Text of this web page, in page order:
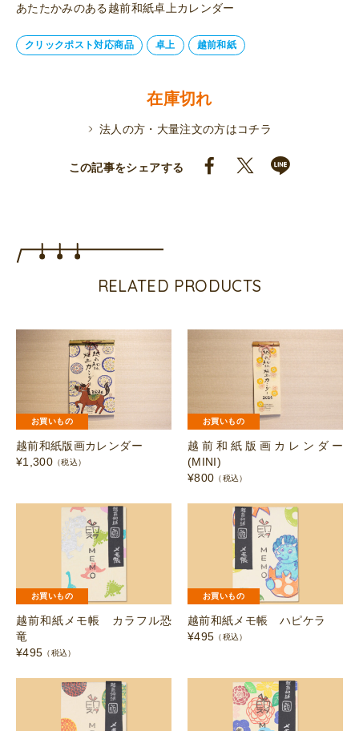
あたたかみのある越前和紙卓上カレンダー
クリックポスト対応商品 卓上 越前和紙
在庫切れ
法人の方・大量注文の方はコチラ
この記事をシェアする
RELATED PRODUCTS
お買いもの
越前和紙版画カレンダー
¥1,300 （税込）
お買いもの
越前和紙版画カレンダー
(MINI)
¥800 （税込）
お買いもの
越前和紙メモ帳 カラフル恐
竜
¥495 （税込）
お買いもの
越前和紙メモ帳 ハピケラ
¥495 （税込）